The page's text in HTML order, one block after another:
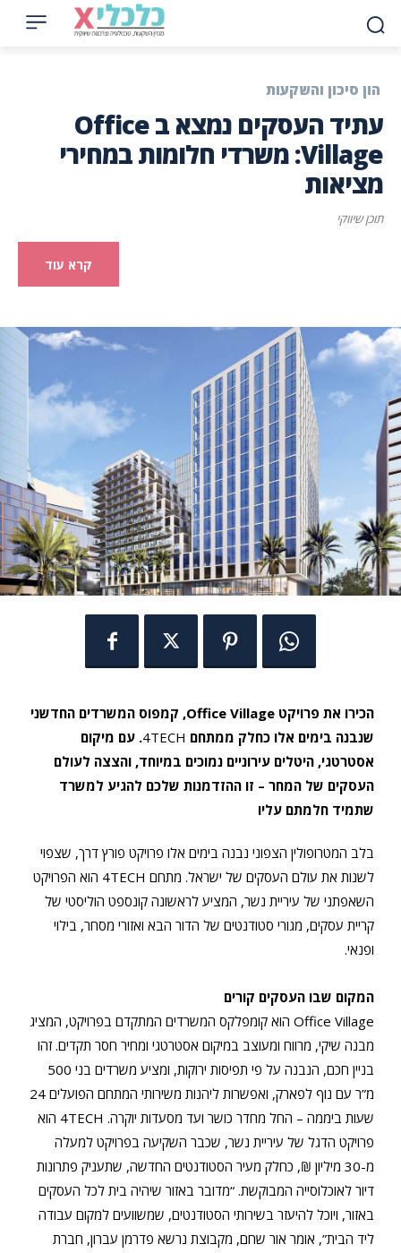
הון סיכון והשקעות
עתיד העסקים נמצא ב Office
Village: משרדי חלומות במחירי
מציאות
תוכן שיווקי
קרא עוד
הכירו את פרויקט Office Village, קמפוס המשרדים החדשני
שנבנה בימים אלו כחלק ממתחם 4TECH. עם מיקום
אסטרטגי, היטלים עירוניים נמוכים במיוחד, והצצה לעולם
העסקים של המחר – זו ההזדמנות שלכם להגיע למשרד
שתמיד חלמתם עליו
בלב המטרופולין הצפוני נבנה בימים אלו פרויקט פורץ דרך, שצפוי
לשנות את עולם העסקים של ישראל. מתחם 4TECH הוא הפרויקט
השאפתני של עיריית נשר, המציע לראשונה קונספט הוליסטי של
קריית עסקים, מגורי סטודנטים של הדור הבא ואזורי מסחר, בילוי
ופנאי.
המקום שבו העסקים קורים
Office Village הוא קומפלקס המשרדים המתקדם בפרויקט, המציג
מבנה שיקי, מרווח ומעוצב במיקום אסטרטגי ומחיר חסר תקדים. זהו
בניין חכם, הנבנה על פי תפיסות ירוקות, ומציע משרדים בני 500
מ”ר עם נוף לפארק, ואפשרות ליהנות משירותי המתחם הפועלים 24
שעות ביממה – החל מחדר כושר ועד מסעדות יוקרה. 4TECH הוא
פרויקט הדגל של עיריית נשר, שכבר השקיעה בפרויקט למעלה
מ-30 מיליון ₪, כחלק מעיר הסטודנטים החדשה, שתעניק פתרונות
דיור לאוכלוסייה המבוקשת. “מדובר באזור שיהיה בית לכל העסקים
באזור, ויוכל להיעזר בשירותי הסטודנטים, שמשוועים למקום עבודה
ליד הבית”, אומר אור שחם, מקבוצת נרשא פדרמן עברון, חברת